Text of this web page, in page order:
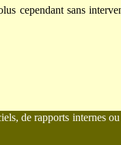
cependant sans
de rapports internes